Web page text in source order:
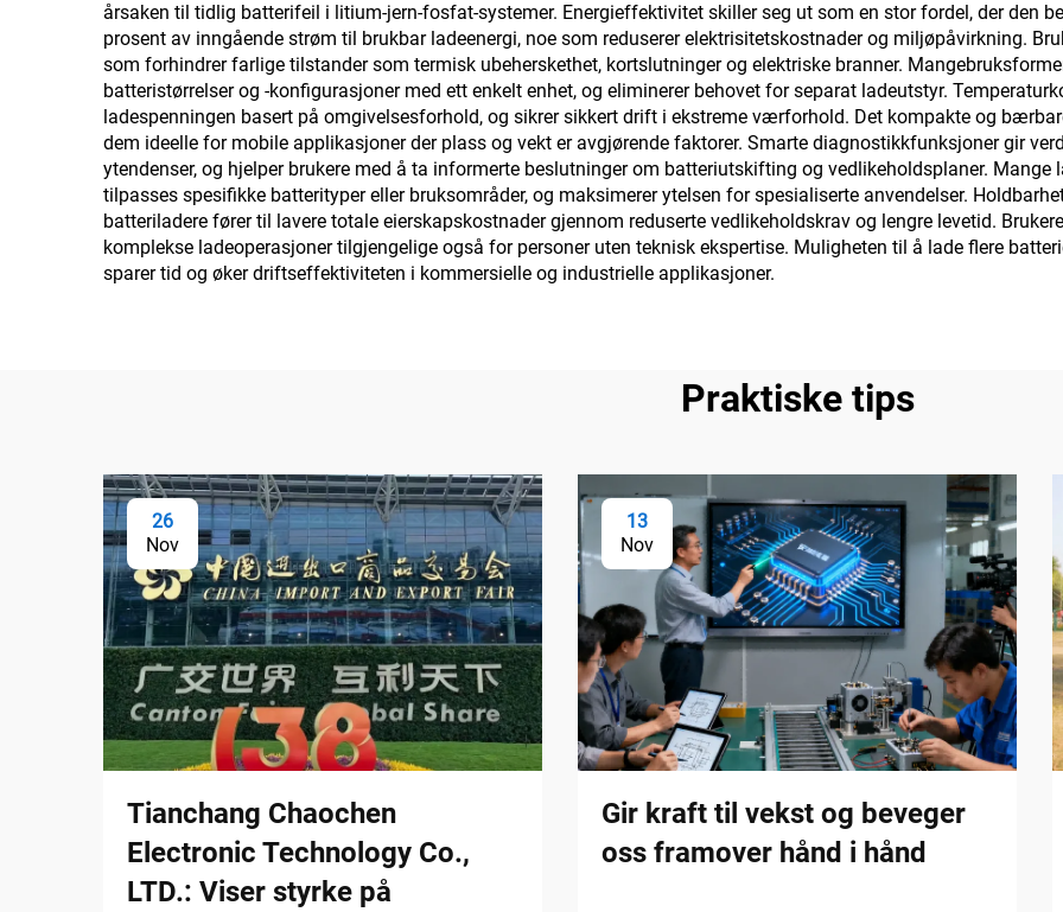
årsaken til tidlig batterifeil i litium-jern-fosfat-systemer. Energieffektivitet skiller seg ut som en stor fordel, der den
prosent av inngående strøm til brukbar ladeenergi, noe som reduserer elektrisitetskostnader og miljøpåvirkning.
som forhindrer farlige tilstander som termisk ubeherskethet, kortslutninger og elektriske branner.
batteristørrelser og -konfigurasjoner med ett enkelt enhet, og eliminerer behovet for separat ladeutstyr.
ladespenningen basert på omgivelsesforhold, og sikrer sikkert drift i ekstreme værforhold. Det kompakte og
dem ideelle for mobile applikasjoner der plass og vekt er avgjørende faktorer. Smarte diagnostikkfunksjoner gir
ytendenser, og hjelper brukere med å ta informerte beslutninger om batteriutskifting og vedlikeholdsplaner.
tilpasses spesifikke batterityper eller bruksområder, og maksimerer ytelsen for spesialiserte anvendelser.
batteriladere fører til lavere totale eierskapskostnader gjennom reduserte vedlikeholdskrav og lengre levetid.
komplekse ladeoperasjoner tilgjengelige også for personer uten teknisk ekspertise. Muligheten til å lade flere
sparer tid og øker driftseffektiviteten i kommersielle og industrielle applikasjoner.
Praktiske tips
26
Nov
Tianchang Chaochen
Electronic Technology Co.,
LTD.: Viser styrke på
13
Nov
Gir kraft til vekst og beveger
oss framover hånd i hånd